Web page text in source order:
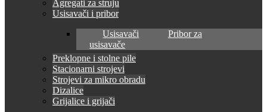
Agregati za struju
Usisavači i pribor
Usisavači
Pribor za
usisavače
Preklopne i stolne pile
Stacionarni strojevi
Strojevi za mikro obradu
Dizalice
Grijalice i grijači